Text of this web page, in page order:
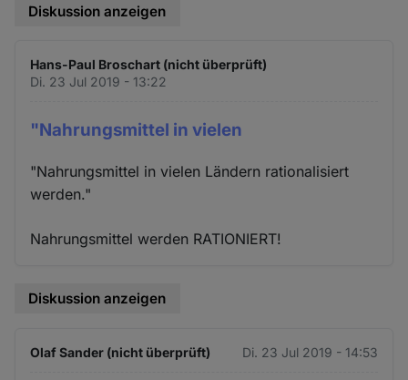
Diskussion anzeigen
Hans-Paul Broschart (nicht überprüft)
Di. 23 Jul 2019 - 13:22
"Nahrungsmittel in vielen
"Nahrungsmittel in vielen Ländern rationalisiert
werden."
Nahrungsmittel werden RATIONIERT!
Diskussion anzeigen
Olaf Sander (nicht überprüft) Di. 23 Jul 2019 - 14:53